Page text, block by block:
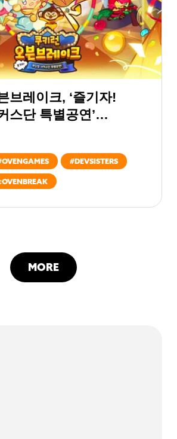
브레이크, ‘즐기자!
스단 특별공연’
OVENGAMES #DEVSISTERS
MORE